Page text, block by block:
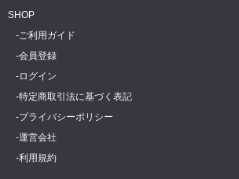
SHOP
ご利用ガイド
会員登録
ログイン
特定商取引法に基づく表記
プライバシーポリシー
運営会社
利用規約